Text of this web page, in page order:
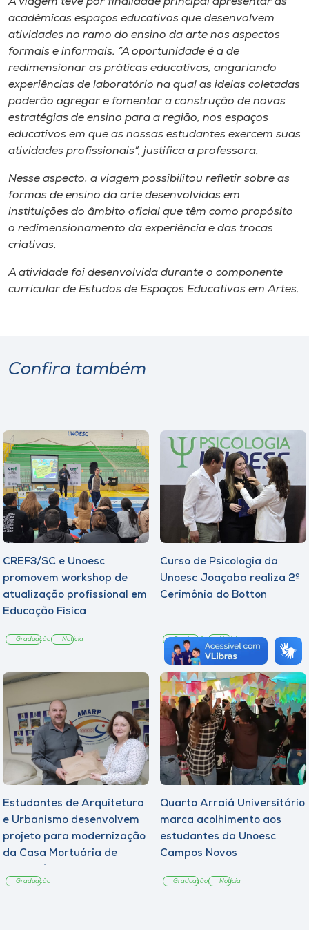
Museu
Unoesc
Store
Selecione
acadêmicas espaços educativos que desenvolvem
atividades no ramo do ensino da arte nos aspectos
formais e informais. “A oportunidade é a de
redimensionar as práticas educativas, angariando
experiências de laboratório na qual as ideias coletadas
poderão agregar e fomentar a construção de novas
estratégias de ensino para a região, nos espaços
educativos em que as nossas estudantes exercem suas
atividades profissionais”, justifica a professora.
Nesse aspecto, a viagem possibilitou refletir sobre as
formas de ensino da arte desenvolvidas em
instituições do âmbito oficial que têm como propósito
o redimensionamento da experiência e das trocas
criativas.
A atividade foi desenvolvida durante o componente
curricular de Estudos de Espaços Educativos em Artes.
Confira também
CREF3/SC e Unoesc
promovem workshop de
atualização profissional em
Educação Física
Graduação Notícia
Curso de Psicologia da
Unoesc Joaçaba realiza 2ª
Cerimônia do Botton
Graduação
Estudantes de Arquitetura
e Urbanismo desenvolvem
projeto para modernização
da Casa Mortuária de
Graduação
Quarto Arraiá Universitário
marca acolhimento aos
estudantes da Unoesc
Campos Novos
Graduação Notícia